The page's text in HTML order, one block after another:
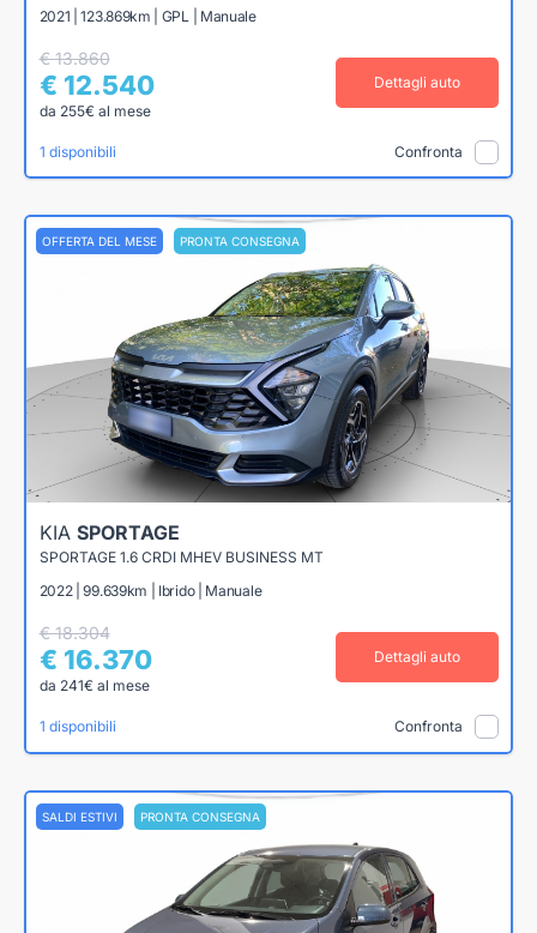
2021 | 123.869km | GPL | Manuale
€ 13.860
€ 12.540
da 255€ al mese
Dettagli auto
1 disponibili Confronta
OFFERTA DEL MESE PRONTA CONSEGNA
KIA SPORTAGE
SPORTAGE 1.6 CRDI MHEV BUSINESS MT
2022 | 99.639km | Ibrido | Manuale
€ 18.304
€ 16.370
da 241€ al mese
Dettagli auto
1 disponibili Confronta
SALDI ESTIVI PRONTA CONSEGNA